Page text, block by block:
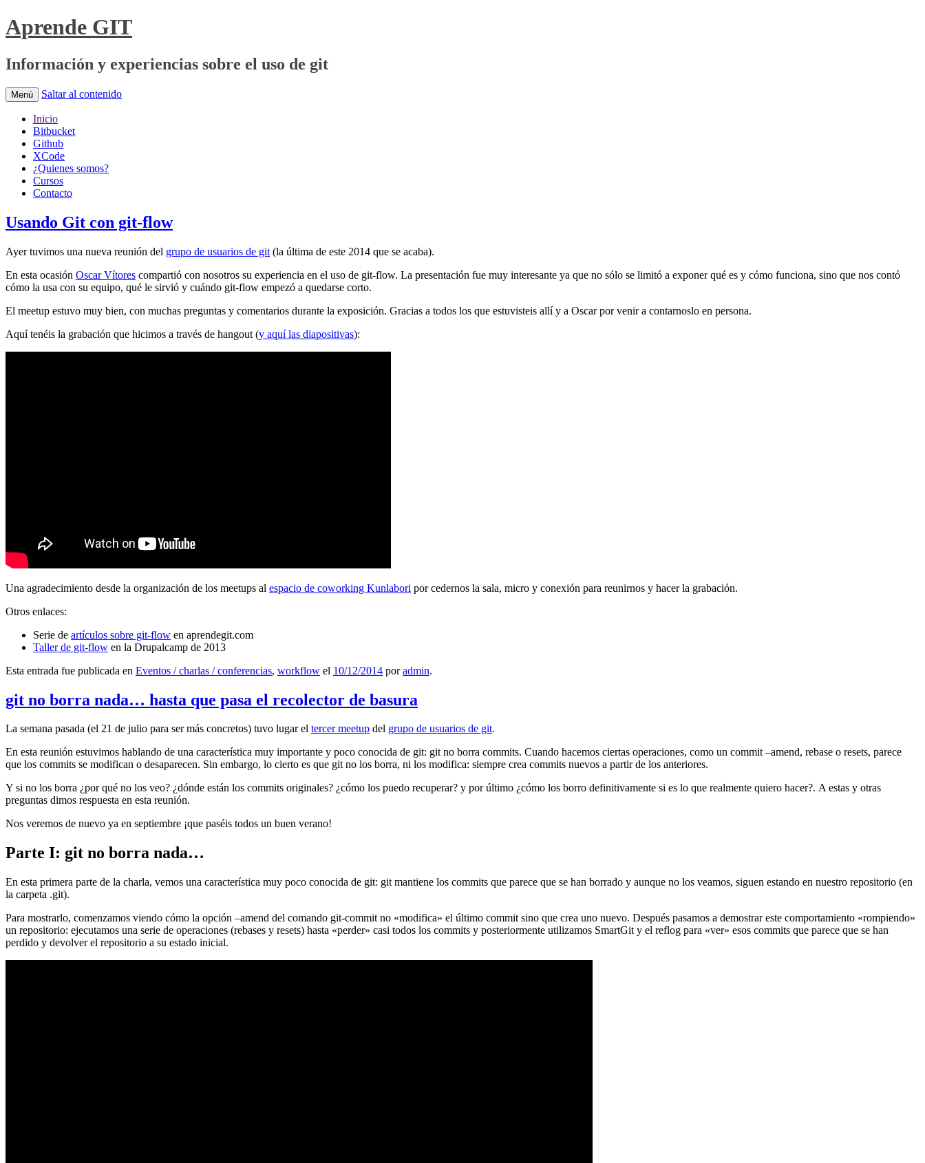
Aprende GIT
Información y experiencias sobre el uso de git
Menú Saltar al contenido
Inicio
Bitbucket
Github
XCode
¿Quienes somos?
Cursos
Contacto
Usando Git con git-flow
Ayer tuvimos una nueva reunión del grupo de usuarios de git (la última de este 2014 que se acaba).
En esta ocasión Oscar Vítores compartió con nosotros su experiencia en el uso de git-flow. La presentación fue muy interesante ya que no sólo se limitó a exponer qué es y cómo funciona, sino que nos contó
cómo la usa con su equipo, qué le sirvió y cuándo git-flow empezó a quedarse corto.
El meetup estuvo muy bien, con muchas preguntas y comentarios durante la exposición. Gracias a todos los que estuvisteis allí y a Oscar por venir a contarnoslo en persona.
Aquí tenéis la grabación que hicimos a través de hangout (y aquí las diapositivas):
Una agradecimiento desde la organización de los meetups al espacio de coworking Kunlabori por cedernos la sala, micro y conexión para reunirnos y hacer la grabación.
Otros enlaces:
Serie de artículos sobre git-flow en aprendegit.com
Taller de git-flow en la Drupalcamp de 2013
Esta entrada fue publicada en Eventos / charlas / conferencias, workflow el 10/12/2014 poradmin.
git no borra nada… hasta que pasa el recolector de basura
La semana pasada (el 21 de julio para ser más concretos) tuvo lugar el tercer meetup del grupo de usuarios de git.
En esta reunión estuvimos hablando de una característica muy importante y poco conocida de git: git no borra commits. Cuando hacemos ciertas operaciones, como un commit –amend, rebase o resets, parece
que los commits se modifican o desaparecen. Sin embargo, lo cierto es que git no los borra, ni los modifica: siempre crea commits nuevos a partir de los anteriores.
Y si no los borra ¿por qué no los veo? ¿dónde están los commits originales? ¿cómo los puedo recuperar? y por último ¿cómo los borro definitivamente si es lo que realmente quiero hacer?. A estas y otras
preguntas dimos respuesta en esta reunión.
Nos veremos de nuevo ya en septiembre ¡que paséis todos un buen verano!
Parte I: git no borra nada…
En esta primera parte de la charla, vemos una característica muy poco conocida de git: git mantiene los commits que parece que se han borrado y aunque no los veamos, siguen estando en nuestro repositorio (en
la carpeta .git).
Para mostrarlo, comenzamos viendo cómo la opción –amend del comando git-commit no «modifica» el último commit sino que crea uno nuevo. Después pasamos a demostrar este comportamiento «rompiendo»
un repositorio: ejecutamos una serie de operaciones (rebases y resets) hasta «perder» casi todos los commits y posteriormente utilizamos SmartGit y el reflog para «ver» esos commits que parece que se han
perdido y devolver el repositorio a su estado inicial.